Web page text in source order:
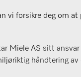
vi forsikre deg om
Miele AS sitt
håndtering av